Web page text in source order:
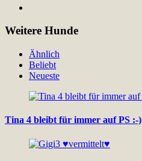
Weitere Hunde
Ähnlich
Beliebt
Neueste
Tina 4 bleibt für immer auf PS :-)